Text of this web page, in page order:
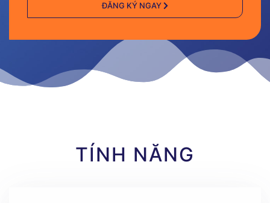
ĐĂNG KÝ NGAY
TÍNH NĂNG